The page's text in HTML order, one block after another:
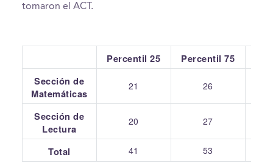
tomaron el ACT.
Percentil 25 Percentil 75
Sección de
Matemáticas
21 26
Sección de
Lectura
20 27
Total 41 53